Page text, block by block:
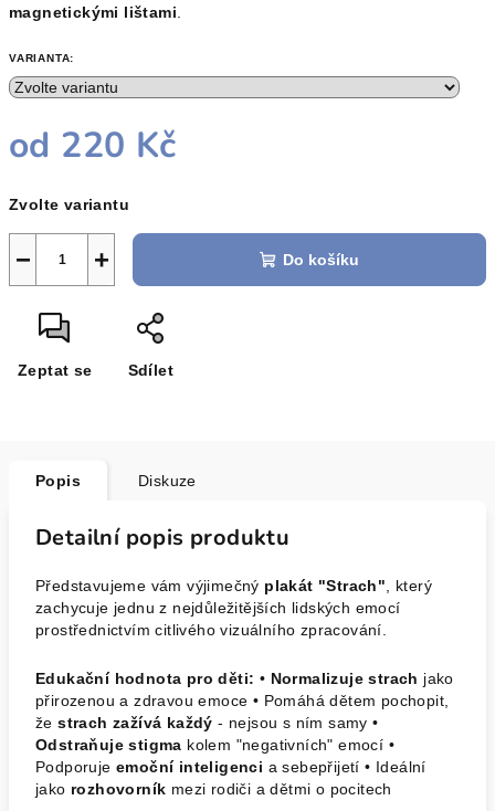
magnetickými lištami
VARIANTA:
od 220 Kč
cena:
Zvolte variantu
+
− Do košíku
Zeptat se Sdílet
Popis Diskuze
Detailní popis produktu
Představujeme vám výjimečný plakát "Strach" , který
zachycuje jednu z nejdůležitějších lidských emocí
prostřednictvím citlivého vizuálního zpracování.
Edukační hodnota pro děti: • Normalizuje strach jako
přirozenou a zdravou emoce • Pomáhá dětem pochopit,
žestrach zažívá každý - nejsou s ním samy •
Odstraňuje stigma kolem "negativních" emocí •
Podporujeemoční inteligenci a sebepřijetí • Ideální
jako rozhovorník mezi rodiči a dětmi o pocitech